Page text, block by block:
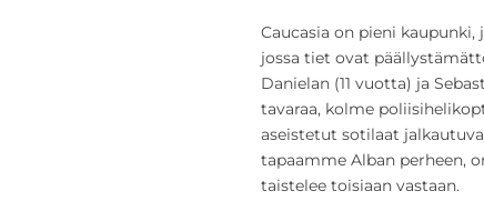
Caucasia on pieni
jossa tiet ovat
Danielan (11 vuotta) ja
tavaraa, kolme
aseistetut sotilaat
tapaamme Alban perheen,
taistelee toisiaan vastaan.